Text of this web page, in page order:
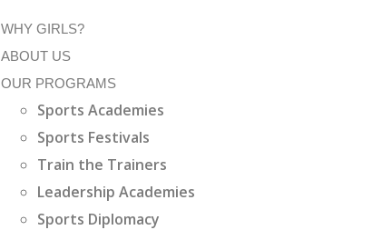
WHY GIRLS?
ABOUT US
OUR PROGRAMS
Sports Academies
Sports Festivals
Train the Trainers
Leadership Academies
Sports Diplomacy